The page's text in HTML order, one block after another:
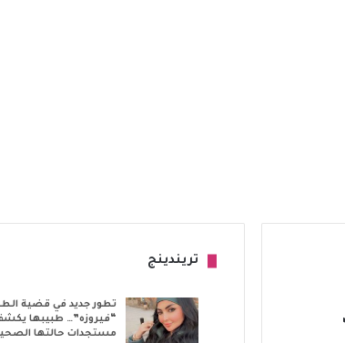
تريندينج
تطور جديد في قضية
“فيروزه”… طبيبها
مستجدات حالتها